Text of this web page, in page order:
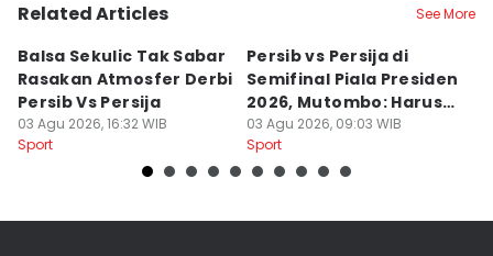
Related Articles See More
Balsa Sekulic Tak Sabar
Rasakan Atmosfer Derbi
Persib Vs Persija
03 Agu 2026, 16:32 WIB
Sport
Persib vs Persija di
Semifinal Piala Presiden
2026, Mutombo: Harus
Menang
03 Agu 2026, 09:03 WIB
Sport